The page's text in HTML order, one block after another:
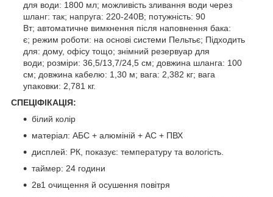
для води: 1800 мл; можливість зливання води через
шланг: так; напруга: 220-240В; потужність: 90
Вт; автоматичне вимкнення після наповнення бака:
є; режим роботи: на основі системи Пельтьє; Підходить
для: дому, офісу тощо; знімний резервуар для
води; розміри: 36,5/13,7/24,5 см; довжина шланга: 100
см; довжина кабелю: 1,30 м; вага: 2,382 кг; вага
упаковки: 2,781 кг.
СПЕЦІФІКАЦІЯ:
білий колір
матеріал: АБС + алюміній + АС + ПВХ
дисплей: РК, показує: температуру та вологість.
таймер: 24 години
2в1 очищення й осушення повітря